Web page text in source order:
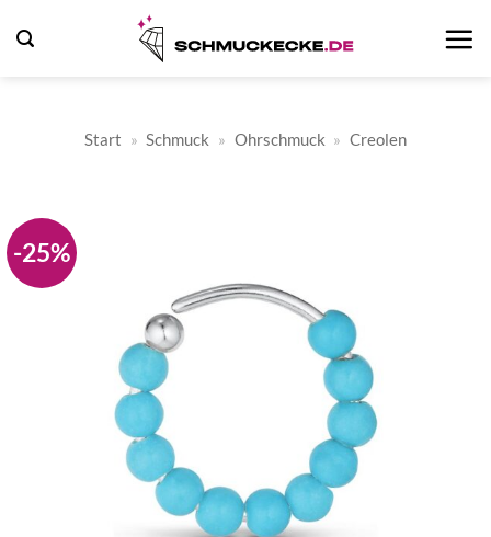
Inhalt
Start » Schmuck » Ohrschmuck » Creolen
-25%